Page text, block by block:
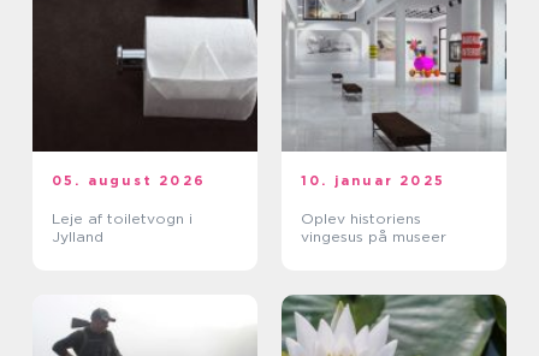
05. august 2026
Leje af toiletvogn i
Jylland
10. januar 2025
Oplev historiens
vingesus på museer